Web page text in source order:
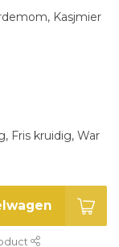
Kasjmier
Fris kruidig, War